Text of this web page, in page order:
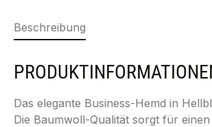
Beschreibung
Das elegante Business-Hemd in
Die Baumwoll-Qualität sorgt für